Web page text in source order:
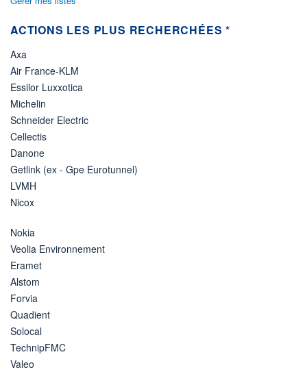
ACTIONS LES PLUS RECHERCHÉES *
Axa
Air France-KLM
Essilor Luxxotica
Michelin
Schneider Electric
Cellectis
Danone
Getlink (ex - Gpe Eurotunnel)
LVMH
Nicox
Nokia
Veolia Environnement
Eramet
Alstom
Forvia
Quadient
Solocal
TechnipFMC
Valeo